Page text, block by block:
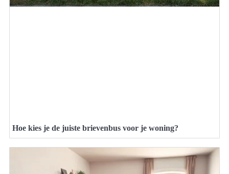
Hoe kies je de juiste brievenbus voor je woning?